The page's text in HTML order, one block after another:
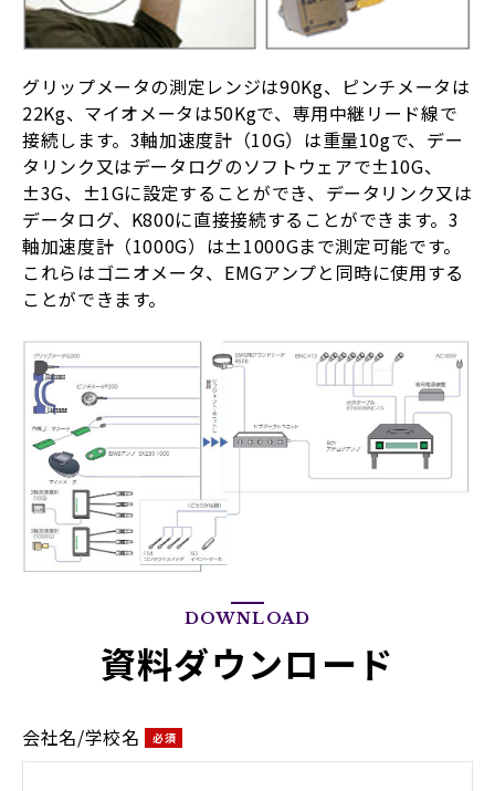
グリップメータの測定レンジは90Kg、ピンチメータは
22Kg、マイオメータは50Kgで、専用中継リード線で
接続します。3軸加速度計（10G）は重量10gで、デー
タリンク又はデータログのソフトウェアで±10G、
±3G、±1Gに設定することができ、データリンク又は
データログ、K800に直接接続することができます。3
軸加速度計（1000G）は±1000Gまで測定可能です。
これらはゴニオメータ、EMGアンプと同時に使用する
ことができます。
DOWNLOAD
資料ダウンロード
会社名/学校名